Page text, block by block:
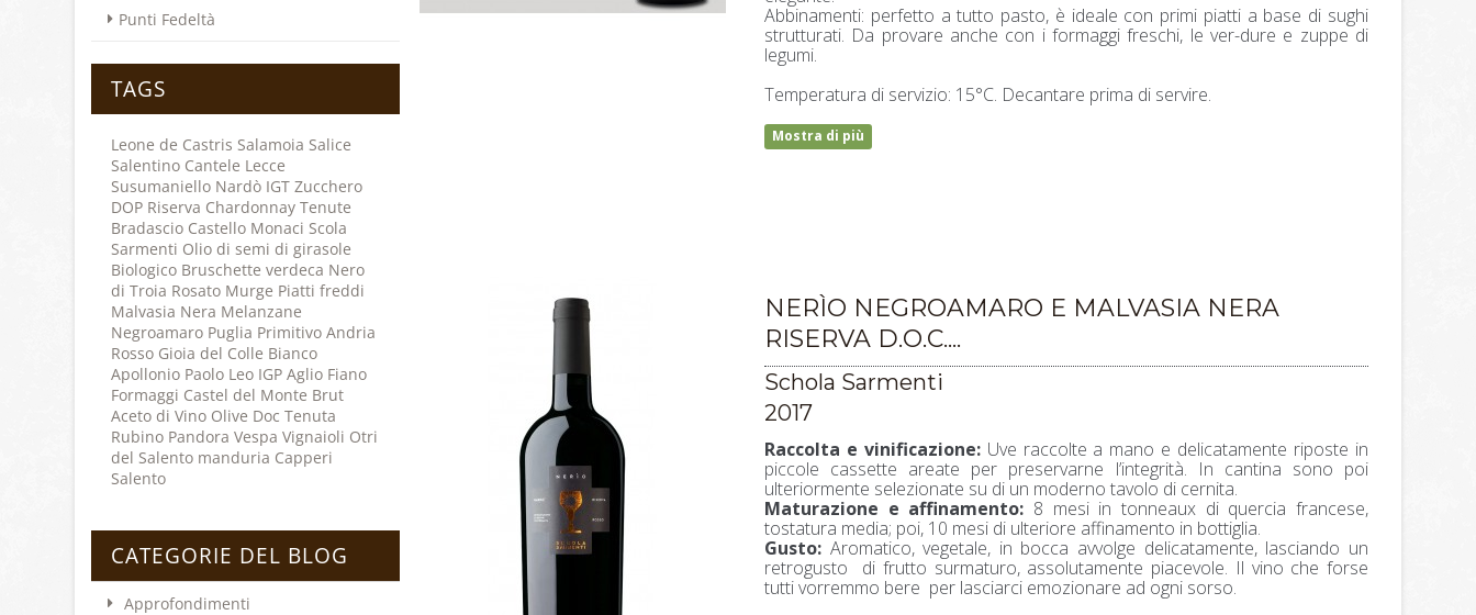
Punti Fedeltà
TAGS
Leone de Castris Salamoia Salice
Salentino Cantele Lecce
Susumaniello Nardò IGT Zucchero
DOP Riserva Chardonnay Tenute
Bradascio Castello Monaci Scola
Sarmenti Olio di semi di girasole
Biologico Bruschette verdeca Nero
di Troia Rosato Murge Piatti freddi
Malvasia Nera Melanzane
Negroamaro Puglia Primitivo Andria
Rosso Gioia del Colle Bianco
Apollonio Paolo Leo IGP Aglio Fiano
Formaggi Castel del Monte Brut
Aceto di Vino Olive Doc Tenuta
Rubino Pandora Vespa Vignaioli Otri
del Salento manduria Capperi
Salento
CATEGORIE DEL BLOG
Approfondimenti
Abbinamenti: perfetto a tutto pasto, è ideale con primi piatti a base di sughi
strutturati. Da provare anche con i formaggi freschi, le ver-dure e zuppe di
legumi.
Temperatura di servizio: 15°C. Decantare prima di servire.
Mostra di più
NERÌO NEGROAMARO E MALVASIA NERA
RISERVA D.O.C....
Schola Sarmenti
2017
Raccolta e vinificazione:Uve raccolte a mano e delicatamente riposte in
piccole cassette areate per preservarne l’integrità. In cantina sono poi
ulteriormente selezionate su di un moderno tavolo di cernita.
Maturazione e affinamento: 8 mesi in tonneaux di quercia francese,
tostatura media; poi, 10 mesi di ulteriore affinamento in bottiglia.
Gusto:Aromatico, vegetale, in bocca avvolge delicatamente, lasciando un
retrogusto di frutto surmaturo, assolutamente piacevole. Il vino che forse
tutti vorremmo bere per lasciarci emozionare ad ogni sorso.